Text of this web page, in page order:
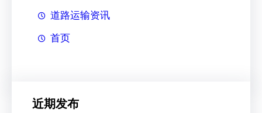
道路运输资讯
首页
近期发布